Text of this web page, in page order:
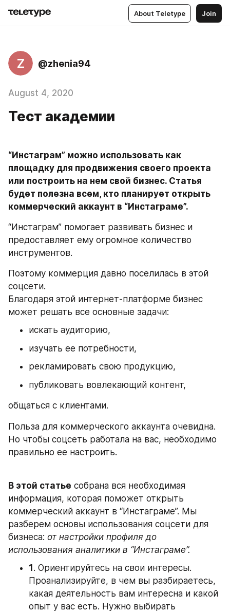
About Teletype Join
Z @zhenia94
August 4, 2020
Тест академии
“Инстаграм” можно использовать как
площадку для продвижения своего проекта
или построить на нем свой бизнес. Статья
будет полезна всем, кто планирует открыть
коммерческий аккаунт в “Инстаграме”.
“Инстаграм” помогает развивать бизнес и
предоставляет ему огромное количество
инструментов.
Поэтому коммерция давно поселилась в этой
соцсети.
Благодаря этой интернет-платформе бизнес
может решать все основные задачи:
искать аудиторию,
изучать ее потребности,
рекламировать свою продукцию,
публиковать вовлекающий контент,
общаться с клиентами.
Польза для коммерческого аккаунта очевидна.
Но чтобы соцсеть работала на вас, необходимо
правильно ее настроить.
В этой статье собрана вся необходимая
информация, которая поможет открыть
коммерческий аккаунт в “Инстаграме”. Мы
разберем основы использования соцсети для
бизнеса: от настройки профиля до
использования аналитики в “Инстаграме”.
1. Ориентируйтесь на свои интересы.
Проанализируйте, в чем вы разбираетесь,
какая деятельность вам интересна и какой
опыт у вас есть. Нужно выбирать